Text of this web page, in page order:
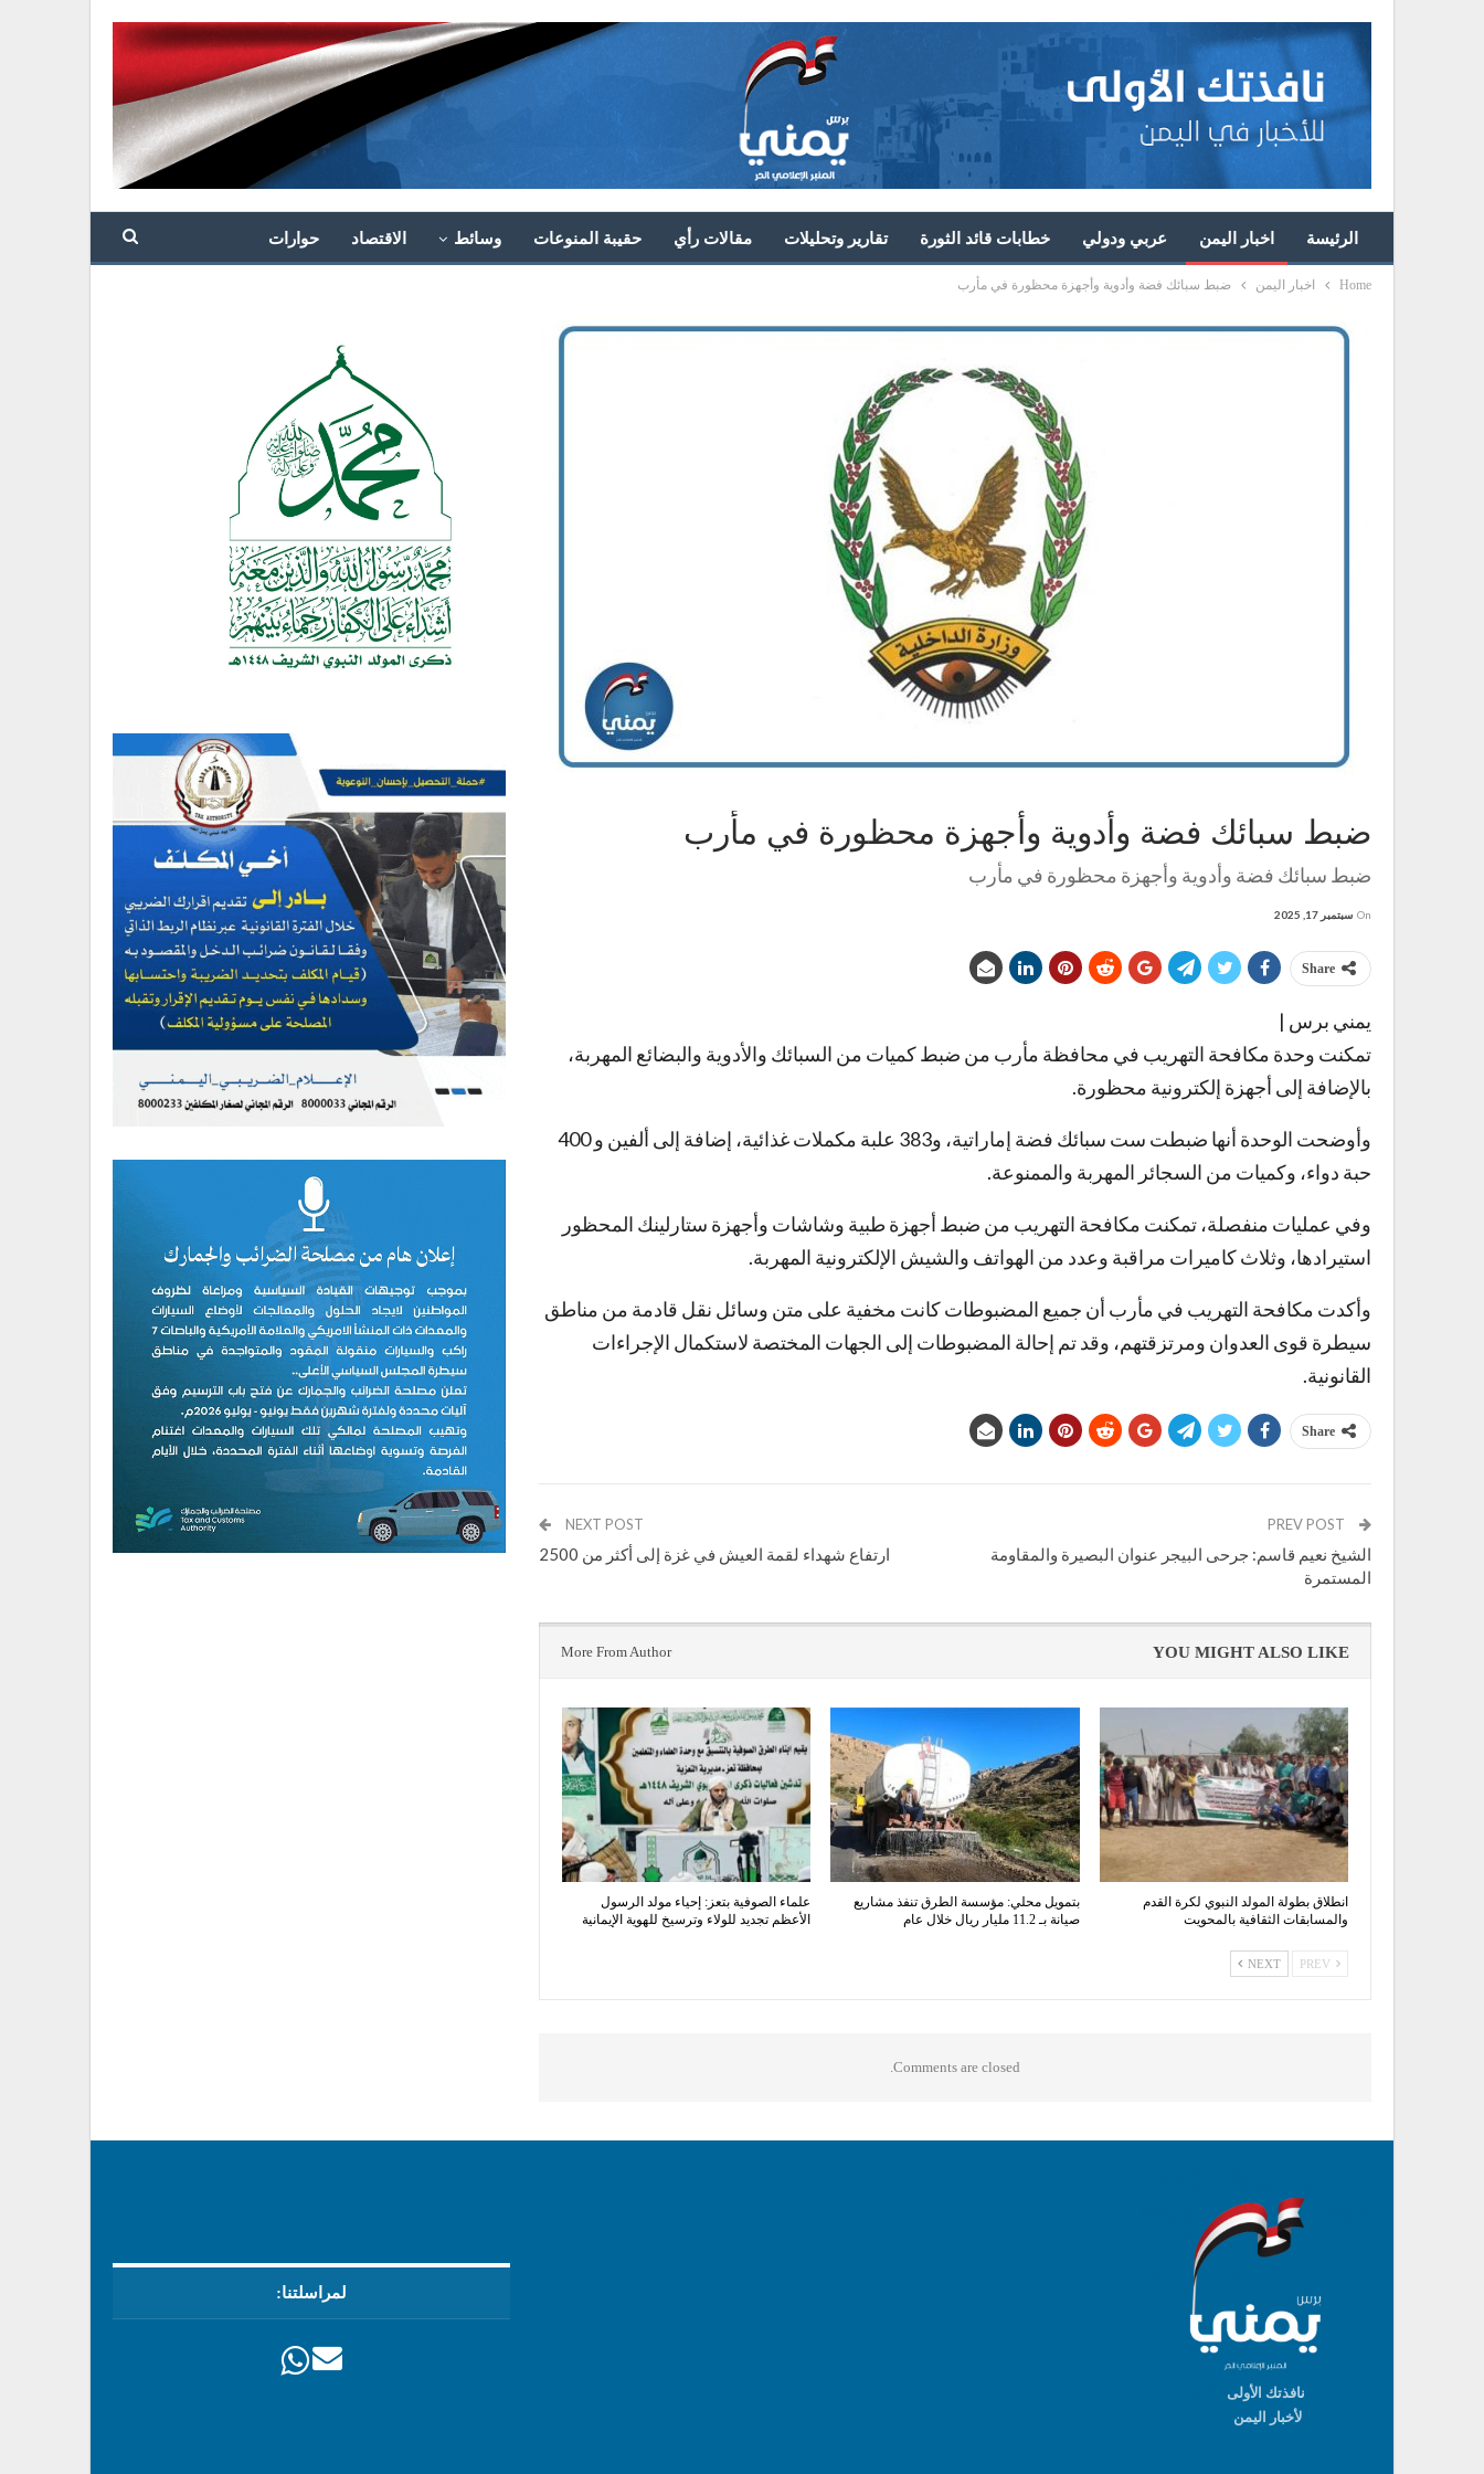
الرئيسة اخبار اليمن عربي ودولي خطابات قائد الثورة تقارير وتحليلات مقالات رأي حقيبة المنوعات وسائط الاقتصاد حوارات
Home اخبار اليمن ضبط سبائك فضة وأدوية وأجهزة محظورة في مأرب
ضبط سبائك فضة وأدوية وأجهزة محظورة في مأرب
ضبط سبائك فضة وأدوية وأجهزة محظورة في مأرب
On سبتمبر 17, 2025
Share
يمني برس |
تمكنت وحدة مكافحة التهريب في محافظة مأرب من ضبط كميات من السبائك والأدوية والبضائع المهربة،
بالإضافة إلى أجهزة إلكترونية محظورة.
وأوضحت الوحدة أنها ضبطت ست سبائك فضة إماراتية، و383 علبة مكملات غذائية، إضافة إلى ألفين و 400
حبة دواء، وكميات من السجائر المهربة والممنوعة.
وفي عمليات منفصلة، تمكنت مكافحة التهريب من ضبط أجهزة طبية وشاشات وأجهزة ستارلينك المحظور
استيرادها، وثلاث كاميرات مراقبة وعدد من الهواتف والشيش الإلكترونية المهربة.
وأكدت مكافحة التهريب في مأرب أن جميع المضبوطات كانت مخفية على متن وسائل نقل قادمة من مناطق
سيطرة قوى العدوان ومرتزقتهم، وقد تم إحالة المضبوطات إلى الجهات المختصة لاستكمال الإجراءات
القانونية.
Share
الشيخ نعيم قاسم: جرحى البيجر عنوان البصيرة والمقاومة
المستمرة
NEXT POST
ارتفاع شهداء لقمة العيش في غزة إلى أكثر من 2500
YOU MIGHT ALSO LIKE
More From Author
انطلاق بطولة المولد النبوي لكرة القدم
والمسابقات الثقافية بالمحويت
بتمويل محلي: مؤسسة الطرق تنفذ مشاريع
صيانة بـ 11.2 مليار ريال خلال عام
​علماء الصوفية بتعز: إحياء مولد الرسول
الأعظم تجديد للولاء وترسيخ للهوية الإيمانية
NEXT
Comments are closed.
نافذتك الأولى
لأخبار اليمن
لمراسلتنا: